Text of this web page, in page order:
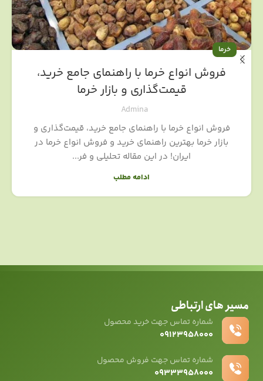
خرما
فروش انواع خرما با راهنمای جامع خرید،
قیمت‌گذاری و بازار خرما
Admina
فروش انواع خرما با راهنمای جامع خرید، قیمت‌گذاری و
بازار خرما بهترین راهنمای خرید و فروش انواع خرما در
ایران! در این مقاله تحلیلی و فر...
ادامه مطلب
مسیر های ارتباطی
شماره تماس جهت خرید محصول
۰۹۱۲۳۹۵۸۰۰۰
شماره تماس جهت فروش محصول
۰۹۳۳۳۹۵۸۰۰۰